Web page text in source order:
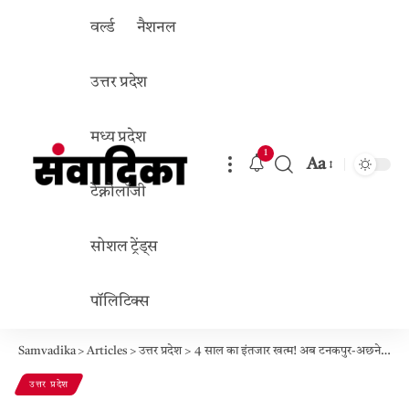
वर्ल्ड नैशनल
उत्तर प्रदेश
मध्य प्रदेश
टेक्नोलॉजी
सोशल ट्रेंड्स
पॉलिटिक्स
1
Aa
Samvadika>Articles >उत्तर प्रदेश> 4 साल का इंतजार खत्म! अब टनकपुर-अछनेरा ट्रेन बनी एक्सप्रेस, किराया घटा और सफर हुआ आसान
उत्तर प्रदेश